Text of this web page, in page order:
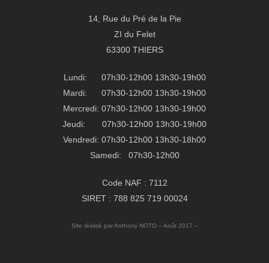
14, Rue du Pré de la Pie
ZI du Felet
63300 THIERS
Lundi: 07h30-12h00 13h30-19h00
Mardi: 07h30-12h00 13h30-19h00
Mercredi: 07h30-12h00 13h30-19h00
Jeudi: 07h30-12h00 13h30-19h00
Vendredi: 07h30-12h00 13h30-18h00
Samedi: 07h30-12h00
Code NAF : 7112
SIRET : 788 825 719 00024
Site réalisé par Anthony NOTO – Août 2017 –